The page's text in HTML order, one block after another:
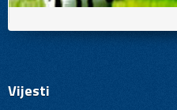
Vijesti